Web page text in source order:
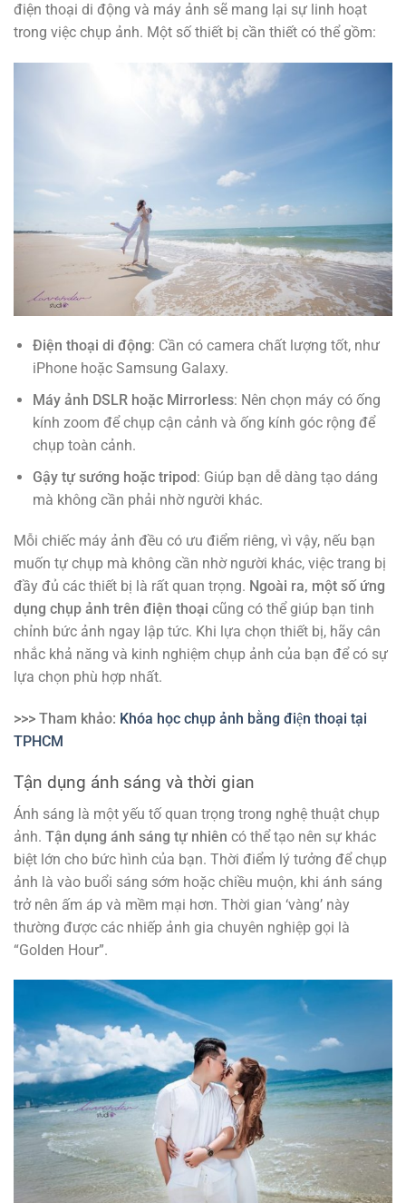
điện thoại di động và máy ảnh sẽ mang lại sự linh hoạt
trong việc chụp ảnh. Một số thiết bị cần thiết có thể gồm:
Điện thoại di động: Cần có camera chất lượng tốt, như
iPhone hoặc Samsung Galaxy.
Máy ảnh DSLR hoặc Mirrorless: Nên chọn máy có ống
kính zoom để chụp cận cảnh và ống kính góc rộng để
chụp toàn cảnh.
Gậy tự sướng hoặc tripod: Giúp bạn dễ dàng tạo dáng
mà không cần phải nhờ người khác.
Mỗi chiếc máy ảnh đều có ưu điểm riêng, vì vậy, nếu bạn
muốn tự chụp mà không cần nhờ người khác, việc trang bị
đầy đủ các thiết bị là rất quan trọng. Ngoài ra, một số ứng
dụng chụp ảnh trên điện thoại cũng có thể giúp bạn tinh
chỉnh bức ảnh ngay lập tức. Khi lựa chọn thiết bị, hãy cân
nhắc khả năng và kinh nghiệm chụp ảnh của bạn để có sự
lựa chọn phù hợp nhất.
>>> Tham khảo: Khóa học chụp ảnh bằng điện thoại tại
TPHCM
Tận dụng ánh sáng và thời gian
Ánh sáng là một yếu tố quan trọng trong nghệ thuật chụp
ảnh. Tận dụng ánh sáng tự nhiên có thể tạo nên sự khác
biệt lớn cho bức hình của bạn. Thời điểm lý tưởng để chụp
ảnh là vào buổi sáng sớm hoặc chiều muộn, khi ánh sáng
trở nên ấm áp và mềm mại hơn. Thời gian ‘vàng’ này
thường được các nhiếp ảnh gia chuyên nghiệp gọi là
“Golden Hour”.